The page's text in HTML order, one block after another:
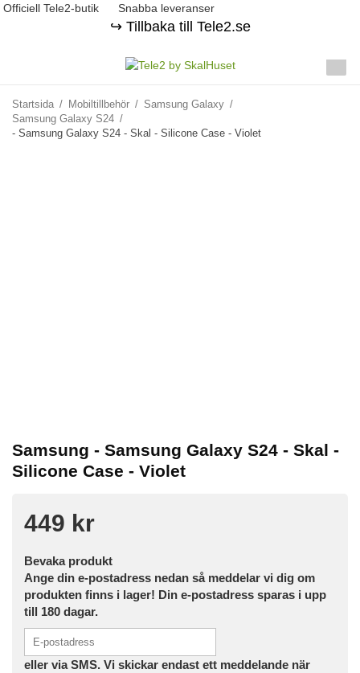
Officiell Tele2-butik Snabba leveranser
↪️ Tillbaka till Tele2.se
Startsida / Mobiltillbehör / Samsung Galaxy /
Samsung Galaxy S24 /
- Samsung Galaxy S24 - Skal - Silicone Case - Violet
Samsung - Samsung Galaxy S24 - Skal -
Silicone Case - Violet
449 kr
Bevaka produkt
Ange din e-postadress nedan så meddelar vi dig om
produkten finns i lager! Din e-postadress sparas i upp
till 180 dagar.
eller via SMS. Vi skickar endast ett meddelande när